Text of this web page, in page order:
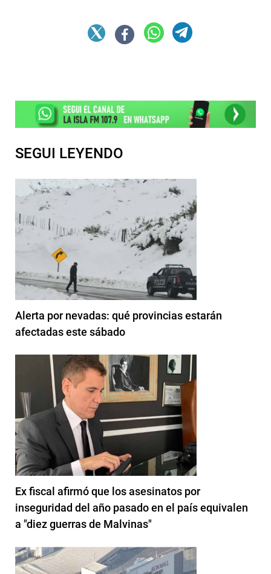
SEGUI LEYENDO
Alerta por nevadas: qué provincias estarán
afectadas este sábado
Ex fiscal afirmó que los asesinatos por
inseguridad del año pasado en el país equivalen
a "diez guerras de Malvinas"